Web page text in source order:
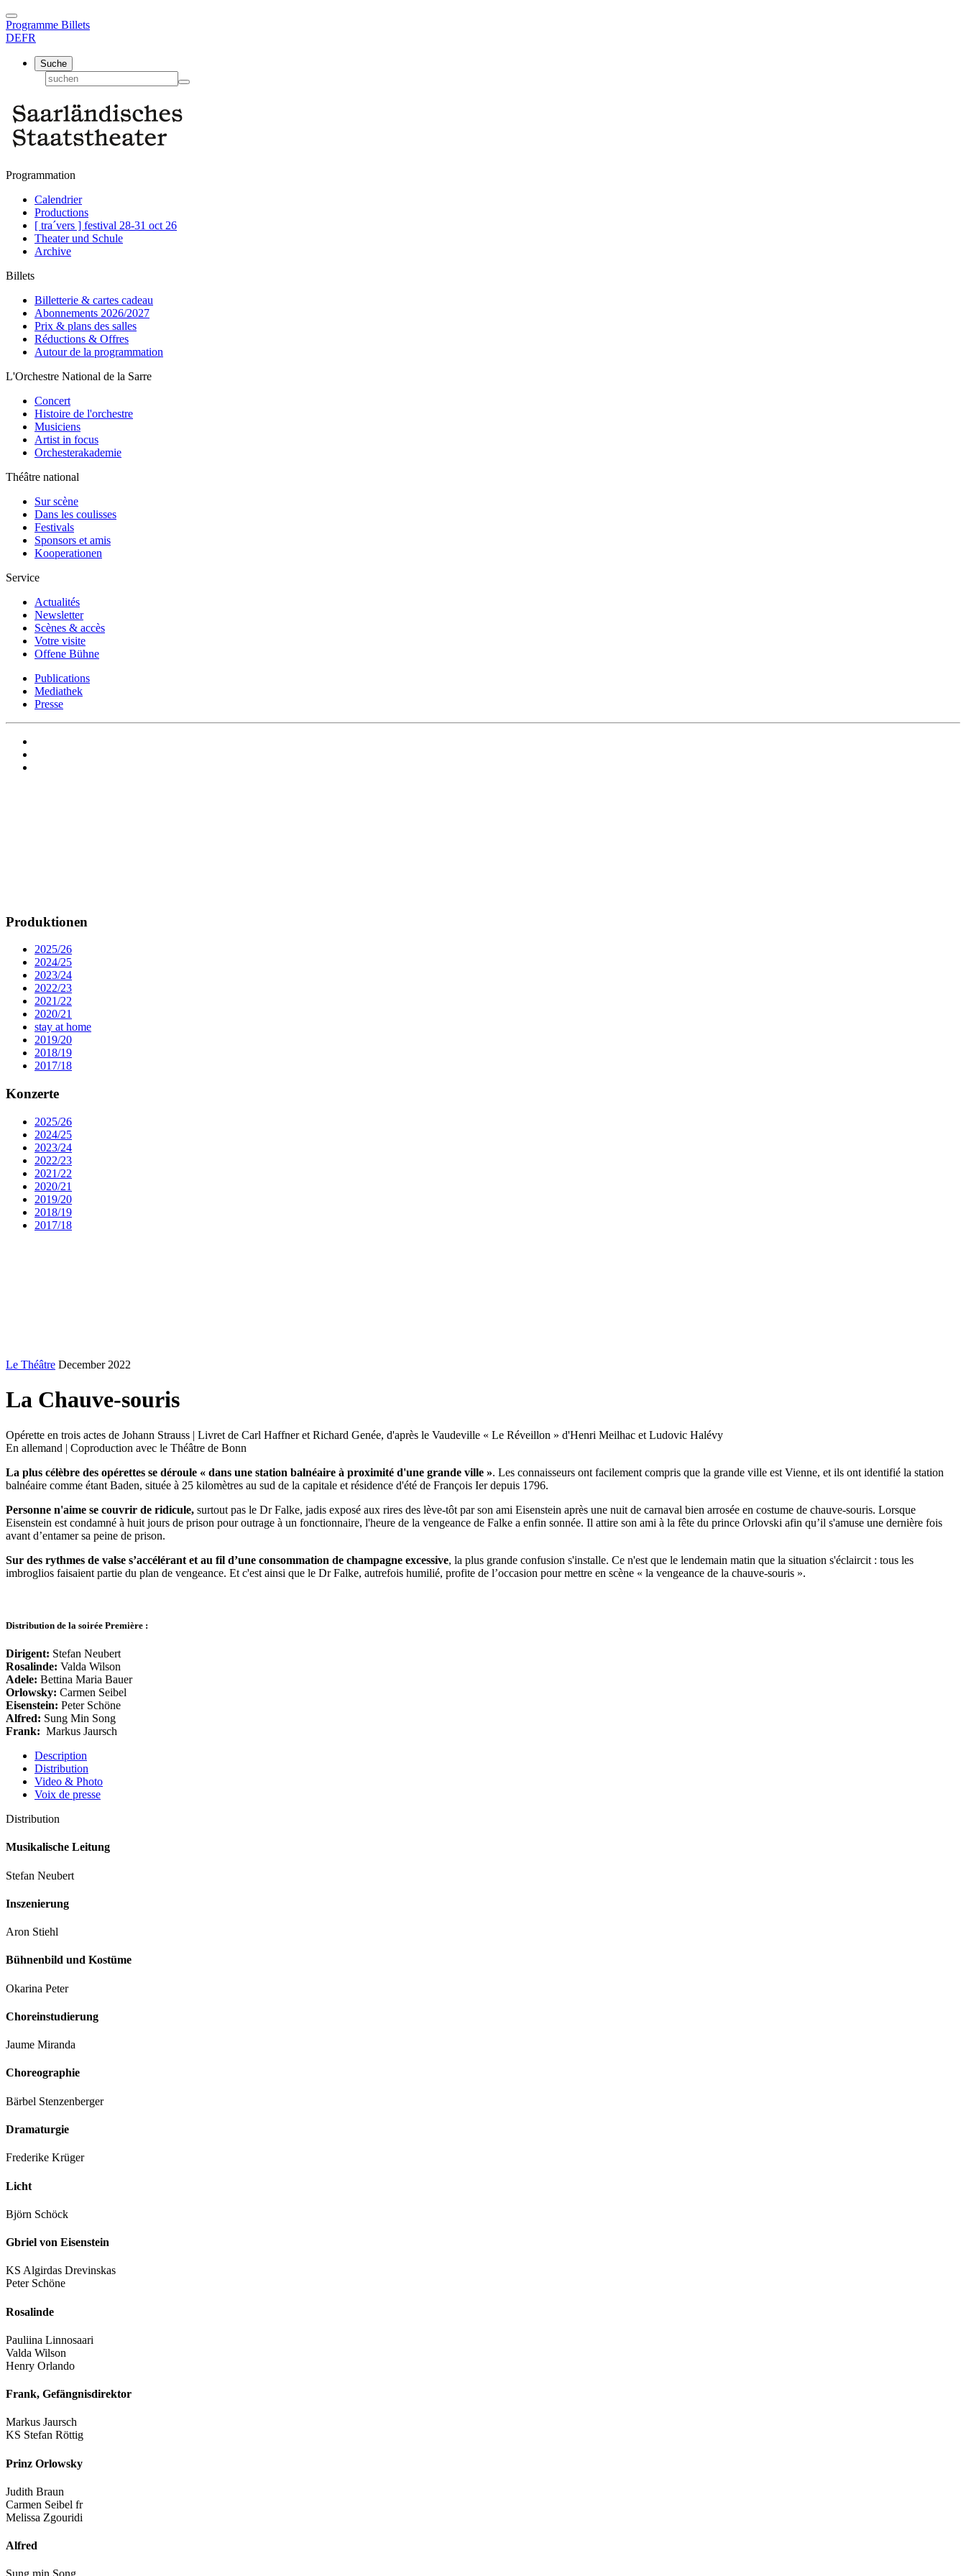
Programme Billets
DEFR
Suche
Programmation
Calendrier
Productions
[ tra´vers ] festival 28-31 oct 26
Theater und Schule
Archive
Billets
Billetterie & cartes cadeau
Abonnements 2026/2027
Prix & plans des salles
Réductions & Offres
Autour de la programmation
L'Orchestre National de la Sarre
Concert
Histoire de l'orchestre
Musiciens
Artist in focus
Orchesterakademie
Théâtre national
Sur scène
Dans les coulisses
Festivals
Sponsors et amis
Kooperationen
Service
Actualités
Newsletter
Scènes & accès
Votre visite
Offene Bühne
Publications
Mediathek
Presse
Produktionen
2025/26
2024/25
2023/24
2022/23
2021/22
2020/21
stay at home
2019/20
2018/19
2017/18
Konzerte
2025/26
2024/25
2023/24
2022/23
2021/22
2020/21
2019/20
2018/19
2017/18
Le Théâtre December 2022
La Chauve-souris
Opérette en trois actes de Johann Strauss | Livret de Carl Haffner et Richard Genée, d'après le Vaudeville « Le Réveillon » d'Henri Meilhac et Ludovic Halévy
En allemand | Coproduction avec le Théâtre de Bonn
La plus célèbre des opérettes se déroule « dans une station balnéaire à proximité d'une grande ville ». Les connaisseurs ont facilement compris que la grande ville est Vienne, et ils ont identifié la station
balnéaire comme étant Baden, située à 25 kilomètres au sud de la capitale et résidence d'été de François Ier depuis 1796.
Personne n'aime se couvrir de ridicule, surtout pas le Dr Falke, jadis exposé aux rires des lève-tôt par son ami Eisenstein après une nuit de carnaval bien arrosée en costume de chauve-souris. Lorsque
Eisenstein est condamné à huit jours de prison pour outrage à un fonctionnaire, l'heure de la vengeance de Falke a enfin sonnée. Il attire son ami à la fête du prince Orlovski afin qu’il s'amuse une dernière fois
avant d’entamer sa peine de prison.
Sur des rythmes de valse s’accélérant et au fil d’une consommation de champagne excessive, la plus grande confusion s'installe. Ce n'est que le lendemain matin que la situation s'éclaircit : tous les
imbroglios faisaient partie du plan de vengeance. Et c'est ainsi que le Dr Falke, autrefois humilié, profite de l’occasion pour mettre en scène « la vengeance de la chauve-souris ».
Distribution de la soirée Première :
Dirigent: Stefan Neubert
Rosalinde: Valda Wilson
Adele: Bettina Maria Bauer
Orlowsky: Carmen Seibel
Eisenstein: Peter Schöne
Alfred: Sung Min Song
Frank: Markus Jaursch
Description
Distribution
Video & Photo
Voix de presse
Distribution
Musikalische Leitung
Stefan Neubert
Inszenierung
Aron Stiehl
Bühnenbild und Kostüme
Okarina Peter
Choreinstudierung
Jaume Miranda
Choreographie
Bärbel Stenzenberger
Dramaturgie
Frederike Krüger
Licht
Björn Schöck
Gbriel von Eisenstein
KS Algirdas Drevinskas
Peter Schöne
Rosalinde
Pauliina Linnosaari
Valda Wilson
Henry Orlando
Frank, Gefängnisdirektor
Markus Jaursch
KS Stefan Röttig
Prinz Orlowsky
Judith Braun
Carmen Seibel fr
Melissa Zgouridi
Alfred